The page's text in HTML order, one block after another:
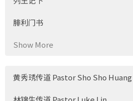
腓利门书
Show More
黄秀琇传道 Pastor Sho Sho Huang